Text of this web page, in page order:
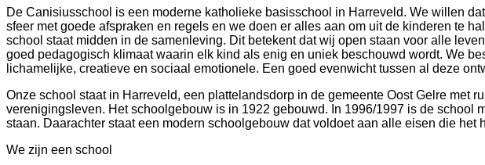
De Canisiusschool is een moderne katholieke basisschool in Harreveld. We willen
sfeer met goede afspraken en regels en we doen er alles aan om uit de kinderen te
school staat midden in de samenleving. Dit betekent dat wij open staan voor alle
goed pedagogisch klimaat waarin elk kind als enig en uniek beschouwd wordt. We
lichamelijke, creatieve en sociaal emotionele. Een goed evenwicht tussen al deze
Onze school staat in Harreveld, een plattelandsdorp in de gemeente Oost Gelre met
verenigingsleven. Het schoolgebouw is in 1922 gebouwd. In 1996/1997 is de
staan. Daarachter staat een modern schoolgebouw dat voldoet aan alle eisen die het
We zijn een school